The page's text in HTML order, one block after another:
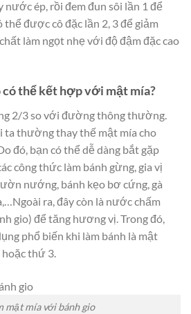
ép, rồi đem đun sôi lần 1 để
thể được cô đặc lần 2, 3 để giảm
làm ngọt nhẹ với độ đậm đặc cao
có thể kết hợp với mật mía?
2/3 so với đường thông thường.
ta thường thay thế mật mía cho
đó, bạn có thể dễ dàng bắt gặp
công thức làm bánh gừng, gia vị
nướng, bánh kẹo bơ cứng, gà
ra, đây còn là nước chấm
gio) để tăng hương vị. Trong đó,
phổ biến khi làm bánh là mật
thứ 3.
mật mía với bánh gio